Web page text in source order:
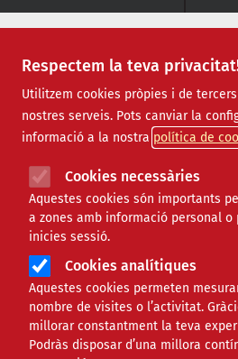
Respectem la teva
Utilitzem cookies pròpies i de
nostres serveis. Pots canviar la
informació a la nostra política de
Cookies necessàries
Aquestes cookies són importants
a zones amb informació personal
inicies sessió.
Cookies analítiques
Aquestes cookies permeten
nombre de visites o l’activitat.
millorar constantment la teva
Podràs disposar d’una millora
Notícies
Totes | Ambiental | Comunitari |
Internacional | Projectes | Jurídic
Formació
Àmbit de la notícia
ECONÒMIC
El tercer sector
finançament